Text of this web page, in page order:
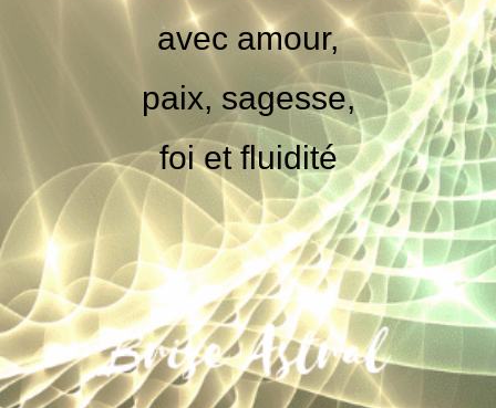
avec amour,
paix, sagesse,
foi et fluidité